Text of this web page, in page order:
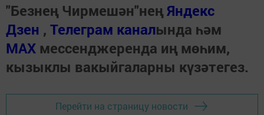
"Безнең Чирмешән"неңЯндекс
Дзен , Телеграм каналында һәм
МАХ мессенджеренда иң мөһим,
кызыклы вакыйгаларны күзәтегез.
Перейти на страницу новости